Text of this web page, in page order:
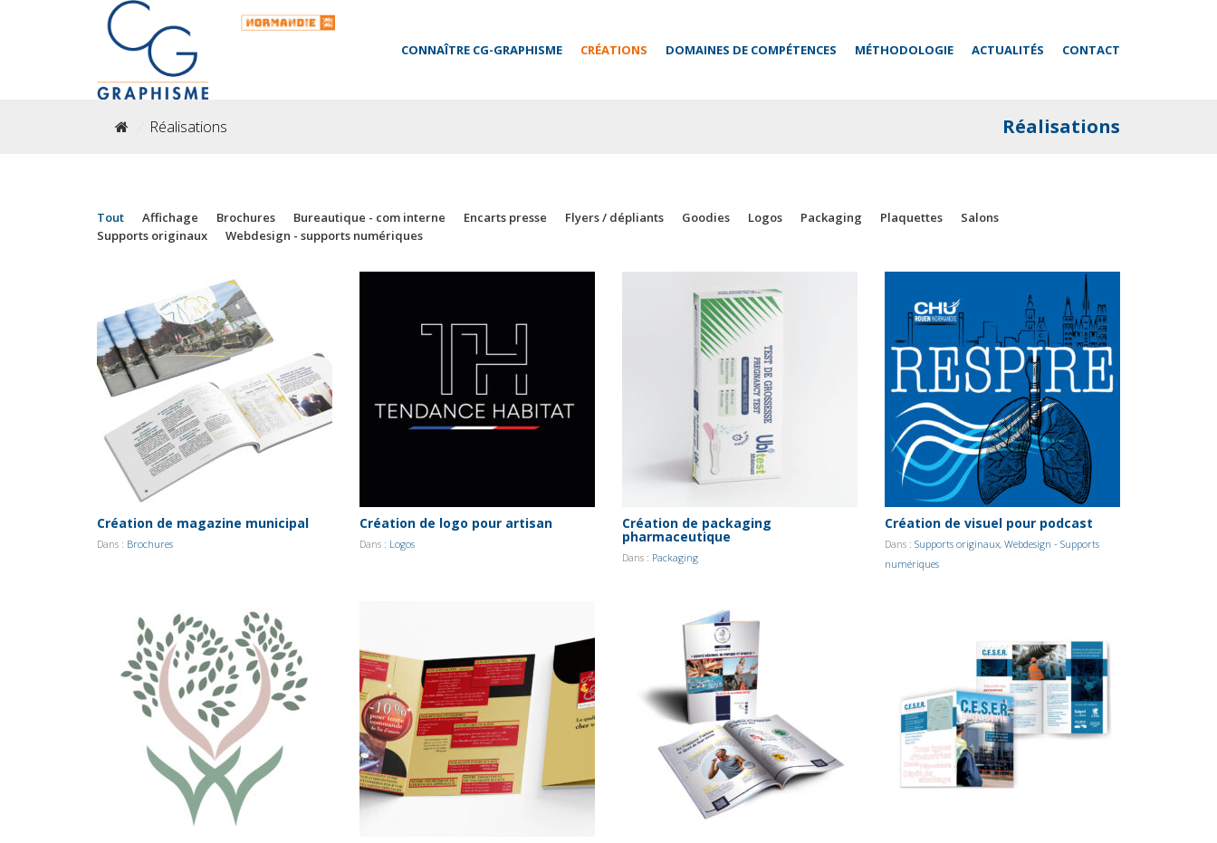
CONNAÎTRE CG-GRAPHISME CRÉATIONS DOMAINES DE COMPÉTENCES MÉTHODOLOGIE ACTUALITÉS CONTACT
Réalisations Réalisations
Tout Affichage Brochures Bureautique - com interne Encarts presse Flyers / dépliants Goodies Logos Packaging Plaquettes
Salons
Supports originaux
Webdesign - supports numériques
Création de magazine municipal
Dans : Brochures
Création de logo pour artisan
Dans : Logos
Création de packaging
pharmaceutique
Dans : Packaging
Création de visuel pour podcast
Dans : Supports originaux, Webdesign - Supports
numériques